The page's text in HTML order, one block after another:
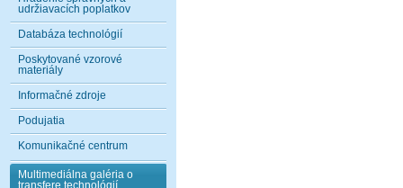
udržiavacích poplatkov
Databáza technológií
Poskytované vzorové
materiály
Informačné zdroje
Podujatia
Komunikačné centrum
Multimediálna galéria o
transfere technológií